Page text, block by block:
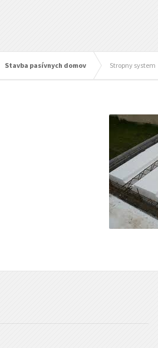
Stavba pasívnych domov Stropny system